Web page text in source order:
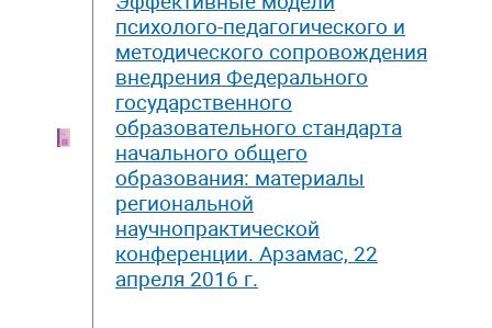
психолого-педагогического и
методического сопровождения
внедрения Федерального
государственного
образовательного стандарта
начального общего
образования: материалы
региональной
научнопрактической
конференции. Арзамас, 22
апреля 2016 г.